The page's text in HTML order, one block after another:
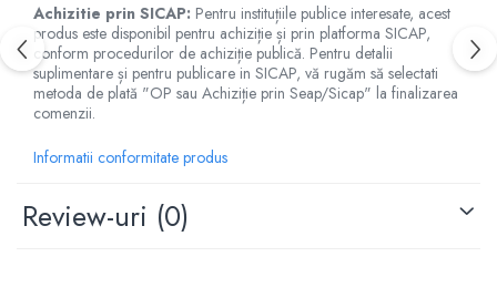
Achizitie prin SICAP: Pentru instituțiile publice interesate, acest
produs este disponibil pentru achiziție și prin platforma SICAP,
conform procedurilor de achiziție publică. Pentru detalii
suplimentare și pentru publicare in SICAP, vă rugăm să selectati
metoda de plată "OP sau Achiziție prin Seap/Sicap" la finalizarea
comenzii.
Informatii conformitate produs
Review-uri (0)